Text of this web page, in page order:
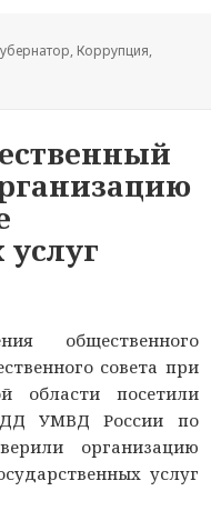
, Коррупция,
общественного
совета при
области посетили
УМВД России по
организацию
услуг